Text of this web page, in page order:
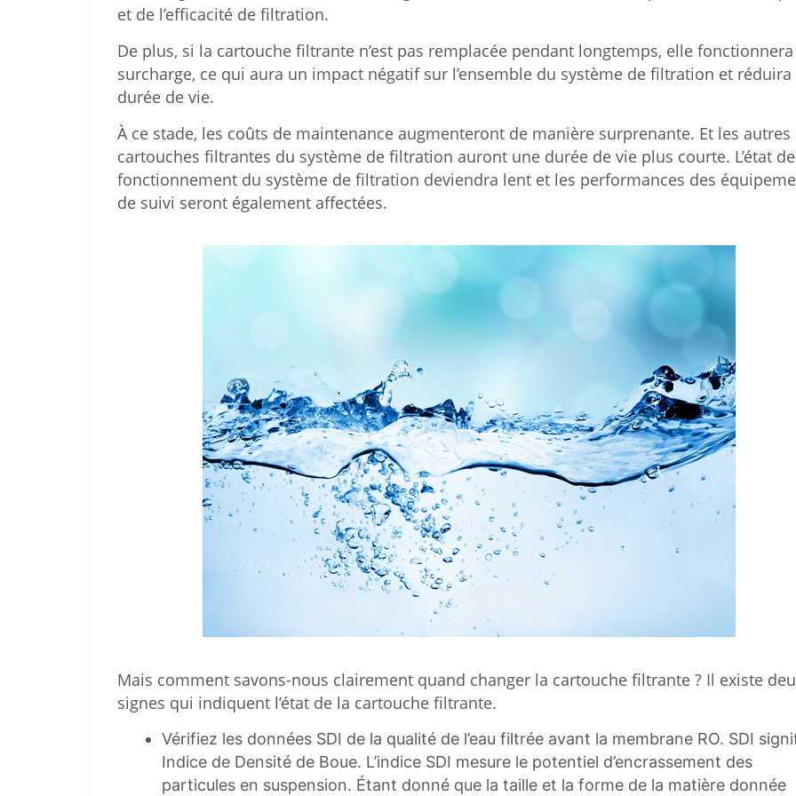
et de l’efficacité de filtration.
De plus, si la cartouche filtrante n’est pas remplacée pendant longtemps, elle
surcharge, ce qui aura un impact négatif sur l’ensemble du système de filtration et réduira
durée de vie.
À ce stade, les coûts de maintenance augmenteront de manière surprenante. Et les autres
cartouches filtrantes du système de filtration auront une durée de vie plus courte. L’état de
fonctionnement du système de filtration deviendra lent et les performances des
de suivi seront également affectées.
Mais comment savons-nous clairement quand changer la cartouche filtrante ? Il existe
signes qui indiquent l’état de la cartouche filtrante.
Vérifiez les données SDI de la qualité de l’eau filtrée avant la membrane RO. SDI
Indice de Densité de Boue. L’indice SDI mesure le potentiel d’encrassement des
particules en suspension. Étant donné que la taille et la forme de la matière donnée